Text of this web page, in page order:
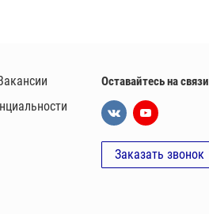
Оставайтесь на связи
Заказать звонок